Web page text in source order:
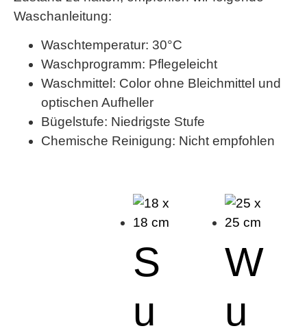
Waschanleitung:
Waschtemperatur: 30°C
Waschprogramm: Pflegeleicht
Waschmittel: Color ohne Bleichmittel und
optischen Aufheller
Bügelstufe: Niedrigste Stufe
Chemische Reinigung: Nicht empfohlen
S
u
W
u